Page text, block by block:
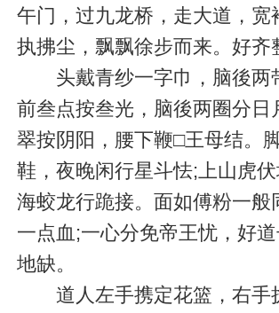
午门，过九龙桥，走大道，宽
执拂尘，飘飘徐步而来。好齐
头戴青纱一字巾，脑後两
前叁点按叁光，脑後两圈分日
翠按阴阳，腰下鞭□王母结。
鞋，夜晚闲行星斗怯;上山虎
海蛟龙行跪接。面如傅粉一般
一点血;一心分免帝王忧，好
地缺。
道人左手携定花篮，右手